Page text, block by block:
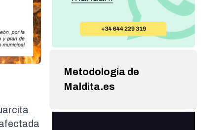
Metodología de
Maldita.es